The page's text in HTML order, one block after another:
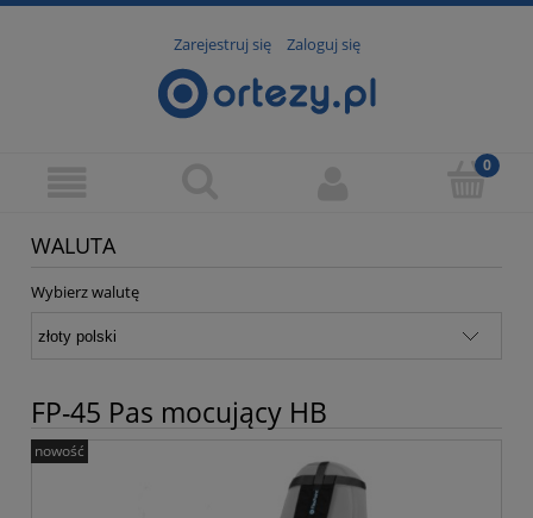
Zarejestruj się Zaloguj się
WALUTA
Wybierz walutę
FP-45 Pas mocujący HB
nowość